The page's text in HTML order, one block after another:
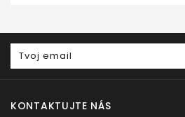
KONTAKTUJTE NÁS